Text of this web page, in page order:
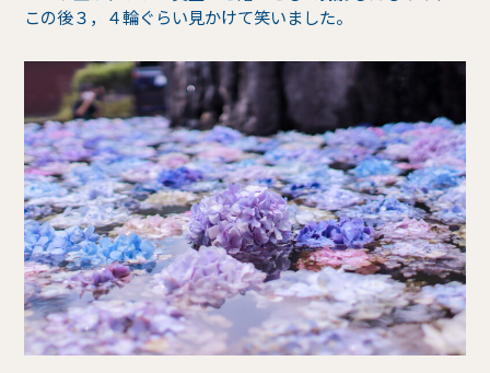
この後３，４輪ぐらい見かけて笑いました。